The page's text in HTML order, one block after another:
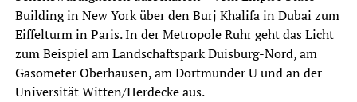
Building in New York über den Burj Khalifa in Dubai zum
Eiffelturm in Paris. In der Metropole Ruhr geht das Licht
zum Beispiel am Landschaftspark Duisburg-Nord, am
Gasometer Oberhausen, am Dortmunder U und an der
Universität Witten/Herdecke aus.